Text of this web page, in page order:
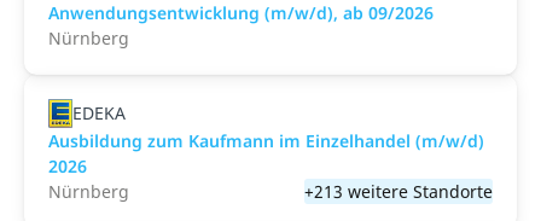
Anwendungsentwicklung (m/w/d), ab 09/2026
Nürnberg
EDEKA
Ausbildung zum Kaufmann im Einzelhandel (m/w/d)
2026
Nürnberg
+213 weitere Standorte